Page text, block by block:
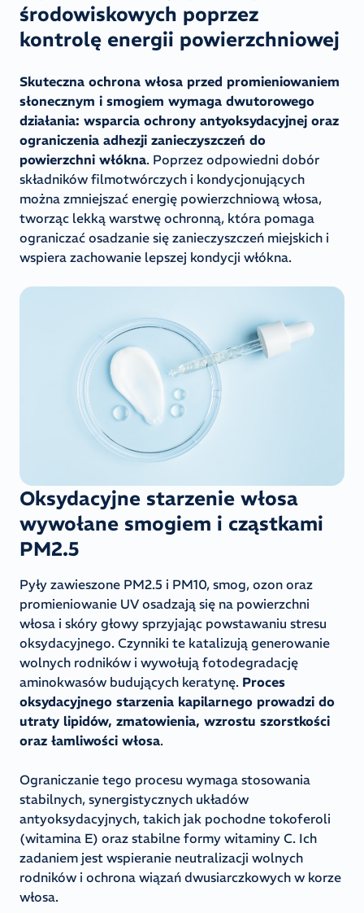
środowiskowych poprzez
kontrolę energii powierzchniowej
Skuteczna ochrona włosa przed promieniowaniem
słonecznym i smogiem wymaga dwutorowego
działania: wsparcia ochrony antyoksydacyjnej oraz
ograniczenia adhezji zanieczyszczeń do
powierzchni włókna. Poprzez odpowiedni dobór
składników filmotwórczych i kondycjonujących
można zmniejszać energię powierzchniową włosa,
tworząc lekką warstwę ochronną, która pomaga
ograniczać osadzanie się zanieczyszczeń miejskich i
wspiera zachowanie lepszej kondycji włókna.
Oksydacyjne starzenie włosa
wywołane smogiem i cząstkami
PM2.5
Pyły zawieszone PM2.5 i PM10, smog, ozon oraz
promieniowanie UV osadzają się na powierzchni
włosa i skóry głowy sprzyjając powstawaniu stresu
oksydacyjnego. Czynniki te katalizują generowanie
wolnych rodników i wywołują fotodegradację
aminokwasów budujących keratynę. Proces
oksydacyjnego starzenia kapilarnego prowadzi do
utraty lipidów, zmatowienia, wzrostu szorstkości
oraz łamliwości włosa.
Ograniczanie tego procesu wymaga stosowania
stabilnych, synergistycznych układów
antyoksydacyjnych, takich jak pochodne tokoferoli
(witamina E) oraz stabilne formy witaminy C. Ich
zadaniem jest wspieranie neutralizacji wolnych
rodników i ochrona wiązań dwusiarczkowych w korze
włosa.